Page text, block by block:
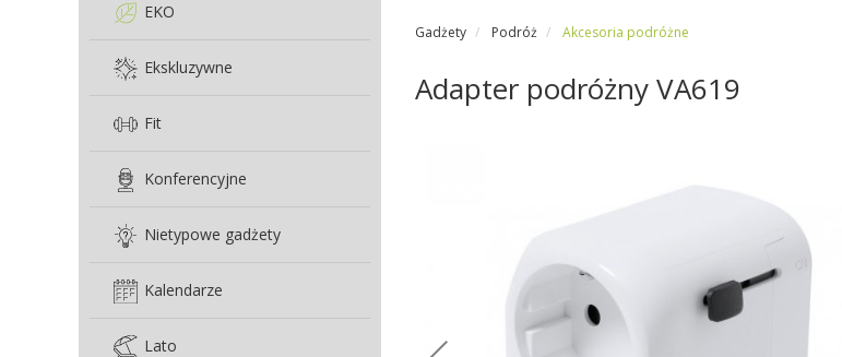
EKO
Ekskluzywne
Fit
Konferencyjne
Nietypowe gadżety
Kalendarze
Lato
Gadżety Podróż Akcesoria podróżne
Adapter podróżny VA619